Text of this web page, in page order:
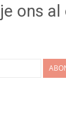
ons